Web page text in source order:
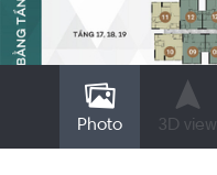
Photo 3D view